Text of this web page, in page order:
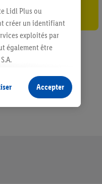
Lidl Plus ou
créer un identifiant
exploités par
également être
sans procéder à
terminaux ou
échéant, d’autres
En cliquant sur
de plus amples
Accepter